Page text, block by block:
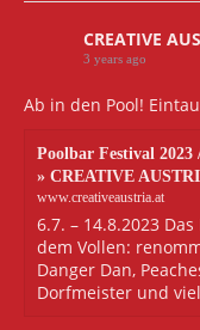
CREATIVE
3 years ago
Ab in den Pool!
Poolbar Festival
» CREATIVE
www.creativeaustria.at
6.7. – 14.8.2023
dem Vollen:
Danger Dan,
Dorfmeister und